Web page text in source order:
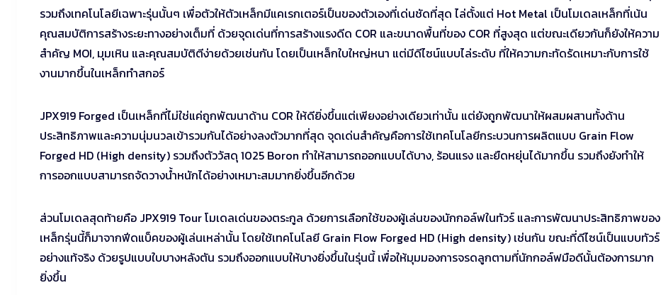
รวมถึงเทคโนโลยีเฉพาะรุ่นนั้นๆ เพื่อตัวให้ตัวเหล็กมีแคเรกเตอร์เป็นของตัวเองที่เด่นชัดที่สุด ไล่ตั้งแต่ Hot Metal เป็นโมเดลเหล็กที่เน้น
คุณสมบัติการสร้างระยะทางอย่างเต็มที่ ด้วยจุดเด่นที่การสร้างแรงดีด COR และขนาดพื้นที่ของ COR ที่สูงสุด แต่ขณะเดียวกันก็ยังให้ความ
สำคัญ MOI, มุมเหิน และคุณสมบัติตีง่ายด้วยเช่นกัน โดยเป็นเหล็กใบใหญ่หนา แต่มีดีไซน์แบบไล่ระดับ ที่ให้ความกะทัดรัดเหมาะกับการใช้
งานมากขึ้นในเหล็กทำสกอร์
JPX919 Forged เป็นเหล็กที่ไม่ใช่แค่ถูกพัฒนาด้าน COR ให้ดียิ่งขึ้นแต่เพียงอย่างเดียวเท่านั้น แต่ยังถูกพัฒนาให้ผสมผสานทั้งด้าน
ประสิทธิภาพและความนุ่มนวลเข้ารวมกันได้อย่างลงตัวมากที่สุด จุดเด่นสำคัญคือการใช้เทคโนโลยีกระบวนการผลิตแบบ Grain Flow
Forged HD (High density) รวมถึงตัววัสดุ 1025 Boron ทำให้สามารถออกแบบได้บาง, ร้อนแรง และยืดหยุ่นได้มากขึ้น รวมถึงยังทำให้
การออกแบบสามารถจัดวางน้ำหนักได้อย่างเหมาะสมมากยิ่งขึ้นอีกด้วย
ส่วนโมเดลสุดท้ายคือ JPX919 Tour โมเดลเด่นของตระกูล ด้วยการเลือกใช้ของผู้เล่นของนักกอล์ฟในทัวร์ และการพัฒนาประสิทธิภาพของ
เหล็กรุ่นนี้ก็มาจากฟีดแบ็คของผู้เล่นเหล่านั้น โดยใช้เทคโนโลยี Grain Flow Forged HD (High density) เช่นกัน ขณะที่ดีไซน์เป็นแบบทัวร์
อย่างแท้จริง ด้วยรูปแบบใบบางหลังตัน รวมถึงออกแบบให้บางยิ่งขึ้นในรุ่นนี้ เพื่อให้มุมมองการจรดลูกตามที่นักกอล์ฟมือดีนั้นต้องการมาก
ยิ่งขึ้น